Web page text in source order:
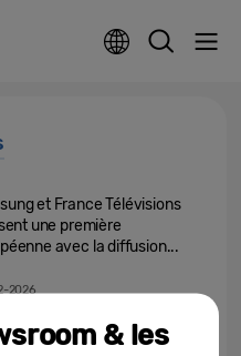
et France Télévisions
une première
avec la diffusion...
2026
: Samsung lance le
& les